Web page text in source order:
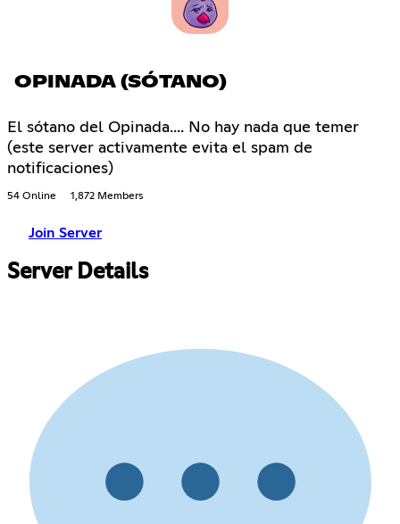
OPINADA (SÓTANO)
El sótano del Opinada.... No hay nada que temer
(este server activamente evita el spam de
notificaciones)
54 Online 1,872 Members
Join Server
Server Details